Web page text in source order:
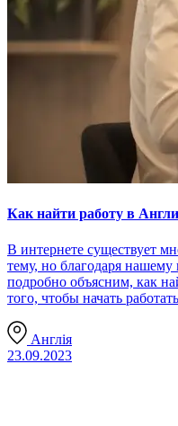
Как найти работу в
В интернете существует
тему, но благодаря
подробно объясним, как
того, чтобы начать
Англія
23.09.2023